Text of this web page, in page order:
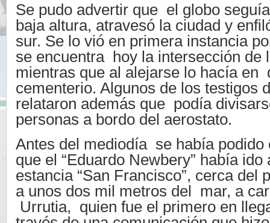
Se pudo advertir que el globo
baja altura, atravesó la ciudad y
sur. Se lo vió en primera instancia
se encuentra hoy la intersección de
mientras que al alejarse lo hacía en
cementerio. Algunos de los testigos
relataron además que podía
personas a bordo del aerostato.
Antes del mediodía se había podido
que el “Eduardo Newbery” había
estancia “San Francisco”, cerca del
a unos dos mil metros del mar, a
Urrutia, quien fue el primero en